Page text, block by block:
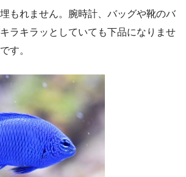
もれません。腕時計、バッグや靴のバ
ラキラッとしていても下品になりませ
す。